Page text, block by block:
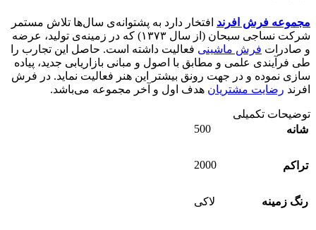
مجموعه فرش افرند افتخار دارد به پشتوانه‌ی سال‌ها تلاش مستمر
شرکت نساجی سبحان (از سال ۱۳۷۳) که در زمینه‌ی تولید، عرضه
و صادرات فرش ماشینی فعالیت داشته است. حاصل این تجارب را
طی فرآیندی علمی و مطابق با اصول و مبانی بازاریابی جدید، پیاده
سازی نموده و در جهت رونق بیشتر این هنر فعالیت نماید. در فرش
افرند رضایت مشتریان هدف اول و آخر مجموعه می‌باشد.
توضیحات تکمیلی
شانه
500
تراکم 2000
رنگ زمینه لاکی